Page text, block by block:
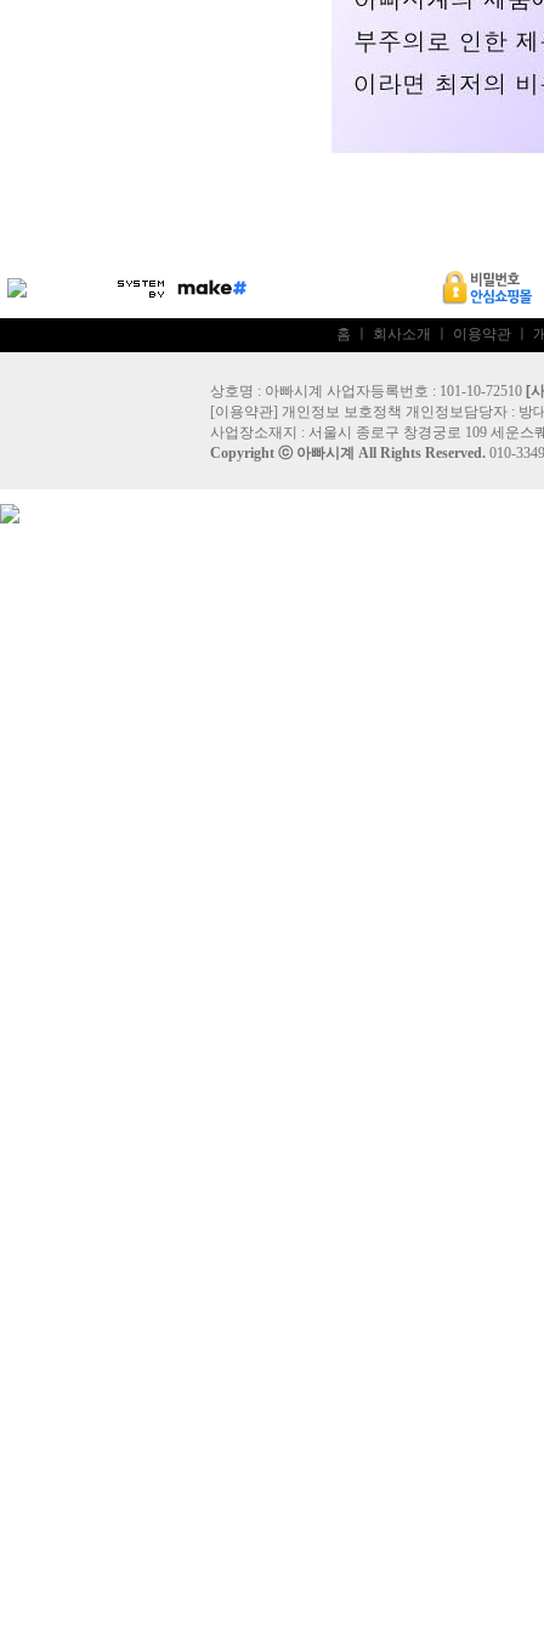
홈 회사소개 이용약관
상호명 : 아빠시계 사업자등록번호 : 101-10-72510 [
[이용약관] 개인정보 보호정책 개인정보담당자 : 방
사업장소재지 : 서울시 종로구 창경궁로 109 세운스
Copyright ⓒ 아빠시계 All Rights Reserved. 010-